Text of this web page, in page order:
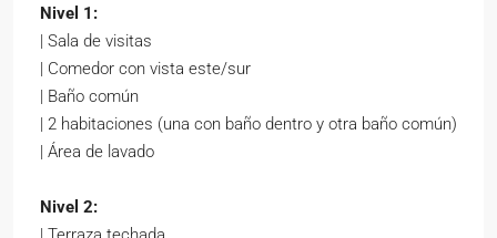
Nivel 1:
| Sala de visitas
| Comedor con vista este/sur
| Baño común
| 2 habitaciones (una con baño dentro y otra baño común)
| Área de lavado
Nivel 2: